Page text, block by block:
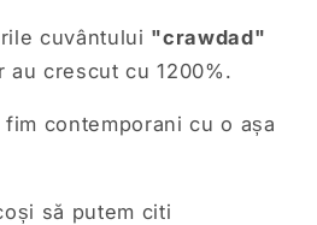
cuvântului "crawdad"
au crescut cu 1200%.
contemporani cu o așa
să putem citi